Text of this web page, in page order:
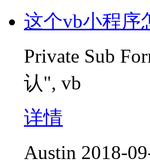
这个vb小程序
Private Sub
认", vb
详情
Austin 2018-